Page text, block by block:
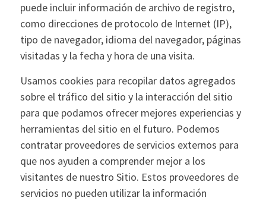
puede incluir información de archivo de registro,
como direcciones de protocolo de Internet (IP),
tipo de navegador, idioma del navegador, páginas
visitadas y la fecha y hora de una visita.
Usamos cookies para recopilar datos agregados
sobre el tráfico del sitio y la interacción del sitio
para que podamos ofrecer mejores experiencias y
herramientas del sitio en el futuro. Podemos
contratar proveedores de servicios externos para
que nos ayuden a comprender mejor a los
visitantes de nuestro Sitio. Estos proveedores de
servicios no pueden utilizar la información